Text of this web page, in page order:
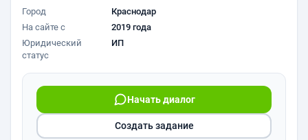
Город
Краснодар
На сайте с
2019 года
Юридический
статус
ИП
Начать диалог
Создать задание